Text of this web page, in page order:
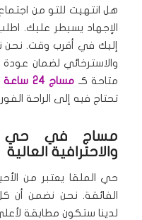
هل انتهيت للتو من
الإجهاد يسيطر عليك.
إليك في أقرب وقت. نحن
والاسترخائي لضمان
متاحة كـ مساج 24 ساعة بالرياض
تحتاج فيه إلى الراحة
مساج في حي
والاحترافية العالية
حي الملقا يعتبر من
الفائقة. نحن نضمن أن
لدينا ستكون مطابقة